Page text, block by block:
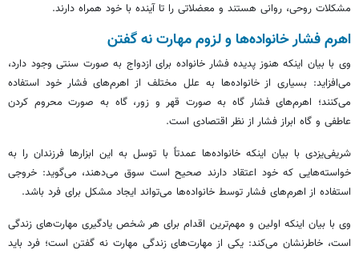
مشکلات روحی، روانی هستند و معضلاتی را تا آینده با خود همراه دارند.
اهرم فشار خانواده‌ها و لزوم مهارت نه گفتن
وی با بیان اینکه هنوز پدیده فشار خانواده برای ازدواج به صورت سنتی وجود دارد،
می‌افزاید: بسیاری از خانواده‌ها به علل مختلف از اهرم‌های فشار خود استفاده
می‌کنند؛ اهرم‌های فشار گاه به صورت قهر و زور، گاه به صورت محروم کردن
عاطفی و گاه ابراز فشار از نظر اقتصادی است.
شریفی‌یزدی با بیان اینکه خانواده‌ها عمدتاً با توسل به این ابزارها فرزندان را به
خواسته‌هایی که خود اعتقاد دارند صحیح است سوق می‌دهند، می‌گوید: خروجی
استفاده از اهرم‌های فشار توسط خانواده‌ها می‌تواند ایجاد مشکل برای فرد باشد.
وی با بیان اینکه اولین و مهم‌ترین اقدام برای هر شخص یادگیری مهارت‌های زندگی
است، خاطرنشان می‌کند: یکی از مهارت‌های زندگی مهارت نه گفتن است؛ فرد باید